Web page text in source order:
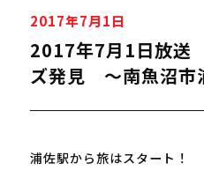
2017年7月1日
2017年7月1日放送
ズ発見 ～南魚沼市
浦佐駅から旅はスタート！